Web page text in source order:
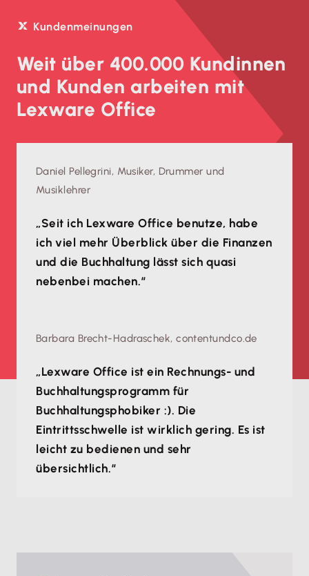
Kundenmeinungen
Weit über 400.000 Kundinnen
und Kunden arbeiten mit
Lexware Office
Daniel Pellegrini, Musiker, Drummer und
Musiklehrer
„Seit ich Lexware Office benutze, habe
ich viel mehr Überblick über die Finanzen
und die Buchhaltung lässt sich quasi
nebenbei machen.“
Barbara Brecht-Hadraschek, contentundco.de
„Lexware Office ist ein Rechnungs- und
Buchhaltungsprogramm für
Buchhaltungsphobiker :). Die
Eintrittsschwelle ist wirklich gering. Es ist
leicht zu bedienen und sehr
übersichtlich.“